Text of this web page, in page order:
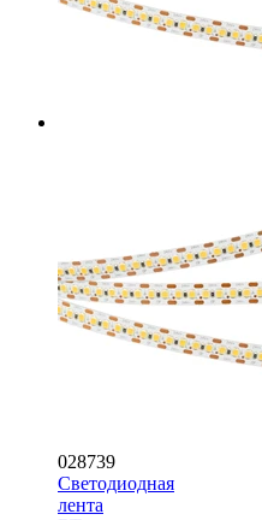
028739
Светодиодная
лента